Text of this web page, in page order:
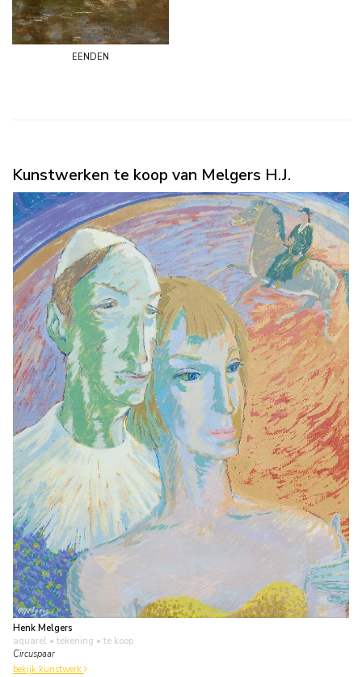
eenden
Kunstwerken te koop van Melgers H.J.
Henk Melgers
aquarel • tekening • te koop
Circuspaar
bekijk kunstwerk